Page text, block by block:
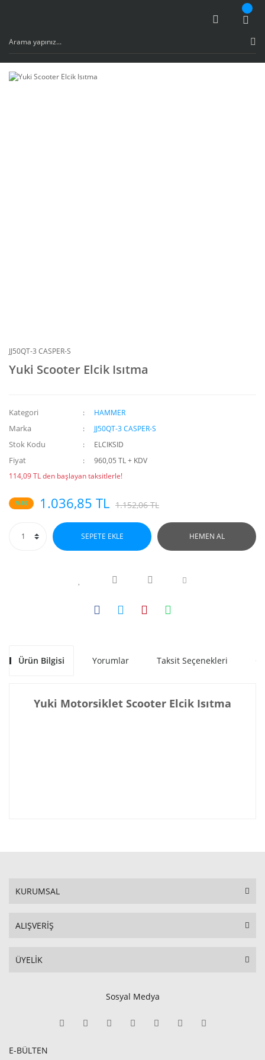
JJ50QT-3 CASPER-S
Yuki Scooter Elcik Isıtma
Kategori HAMMER
Marka JJ50QT-3 CASPER-S
Stok Kodu ELCIKSID
Fiyat
960,05 TL + KDV
114,09 TL den başlayan taksitlerle!
%10 1.036,85 TL 1.152,06 TL
SEPETE EKLE HEMEN AL
Ürün Bilgisi Yorumlar Taksit Seçenekleri
Yuki Motorsiklet Scooter Elcik Isıtma
KURUMSAL
ALIŞVERİŞ
ÜYELİK
Sosyal Medya
E-BÜLTEN